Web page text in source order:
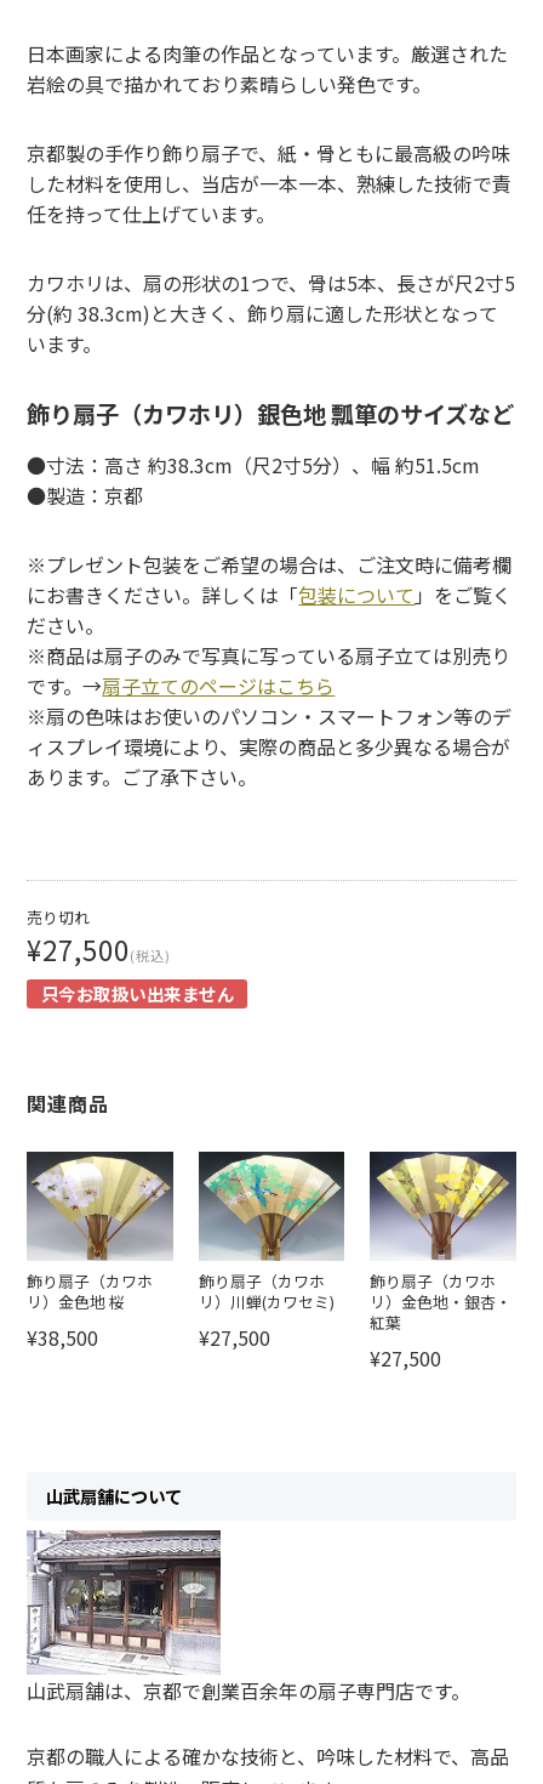
日本画家による肉筆の作品となっています。厳選された
岩絵の具で描かれており素晴らしい発色です。
京都製の手作り飾り扇子で、紙・骨ともに最高級の吟味
した材料を使用し、当店が一本一本、熟練した技術で責
任を持って仕上げています。
カワホリは、扇の形状の1つで、骨は5本、長さが尺2寸5
分(約 38.3cm)と大きく、飾り扇に適した形状となって
います。
飾り扇子（カワホリ）銀色地 瓢箪のサイズなど
●寸法：高さ 約38.3cm（尺2寸5分）、幅 約51.5cm
●製造：京都
※プレゼント包装をご希望の場合は、ご注文時に備考欄
にお書きください。詳しくは「包装について 」をご覧く
ださい。
※商品は扇子のみで写真に写っている扇子立ては別売り
です。→扇子立てのページはこちら
※扇の色味はお使いのパソコン・スマートフォン等のデ
ィスプレイ環境により、実際の商品と多少異なる場合が
あります。ご了承下さい。
売り切れ
¥27,500(税込)
只今お取扱い出来ません
関連商品
飾り扇子（カワホ
リ）金色地 桜
¥38,500
飾り扇子（カワホ
リ）川蝉(カワセミ)
¥27,500
飾り扇子（カワホ
リ）金色地・銀杏・
紅葉
¥27,500
山武扇舗について
山武扇舗は、京都で創業百余年の扇子専門店です。
京都の職人による確かな技術と、吟味した材料で、高品